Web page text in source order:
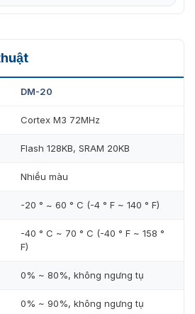
với máy chấm công
là lựa chọn hiệu quả để mở
DM-20
Cortex M3 72MHz
Flash 128KB, SRAM 20KB
Nhiều màu
-20 ° ~ 60 ° C (-4 ° F ~ 140 ° F)
-40 ° C ~ 70 ° C (-40 ° F ~ 158 °
F)
0% ~ 80%, không ngưng tụ
0% ~ 90%, không ngưng tụ